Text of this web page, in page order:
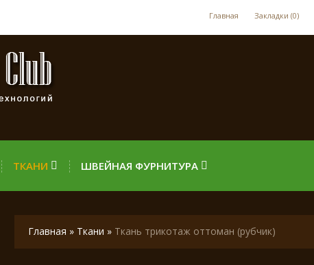
Главная Закладки (0)
ТКАНИ ШВЕЙНАЯ ФУРНИТУРА
Главная » Ткани » Ткань трикотаж оттоман (рубчик)